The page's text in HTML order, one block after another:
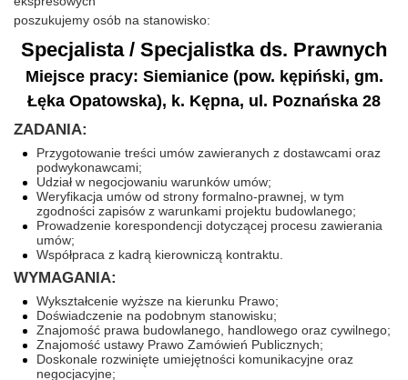
poszukujemy osób na stanowisko:
Specjalista / Specjalistka ds. Prawnych
Miejsce pracy: Siemianice (pow. kępiński, gm.
Łęka Opatowska), k. Kępna, ul. Poznańska 28
ZADANIA:
Przygotowanie treści umów zawieranych z dostawcami oraz
podwykonawcami;
Udział w negocjowaniu warunków umów;
Weryfikacja umów od strony formalno-prawnej, w tym
zgodności zapisów z warunkami projektu budowlanego;
Prowadzenie korespondencji dotyczącej procesu zawierania
umów;
Współpraca z kadrą kierowniczą kontraktu.
WYMAGANIA:
Wykształcenie wyższe na kierunku Prawo;
Doświadczenie na podobnym stanowisku;
Znajomość prawa budowlanego, handlowego oraz cywilnego;
Znajomość ustawy Prawo Zamówień Publicznych;
Doskonale rozwinięte umiejętności komunikacyjne oraz
negocjacyjne;